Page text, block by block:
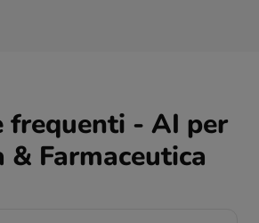
frequenti - AI per
& Farmaceutica